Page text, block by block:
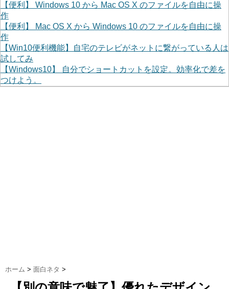
【便利】 Windows 10 から Mac OS X のファイルを自由に操
作
【便利】 Mac OS X から Windows 10 のファイルを自由に操
作
【Win10便利機能】自宅のテレビがネットに繋がっている人は
試してみ
【Windows10】 自分でショートカットを設定。効率化で差を
つけよう。
ホーム > 面白ネタ >